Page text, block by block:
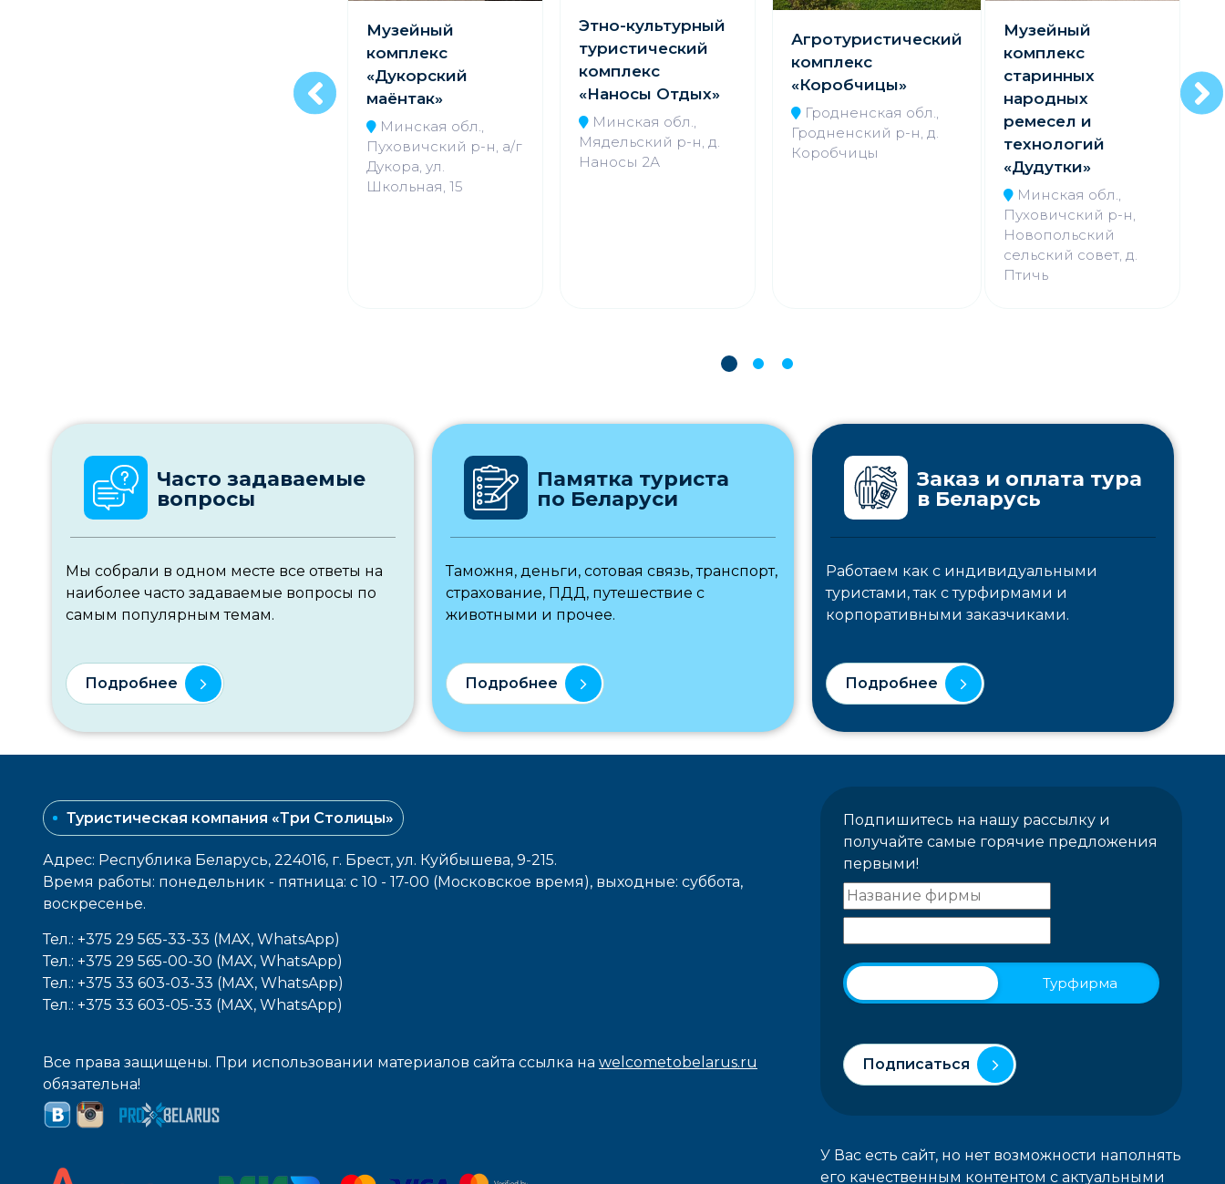
Музейный
комплекс
«Дукорский
маёнтак»
Минская обл.,
Пуховичский р-н, а/г
Дукора, ул.
Школьная, 15
Этно-культурный
туристический
комплекс
«Наносы Отдых»
Минская обл.,
Мядельский р-н, д.
Наносы 2А
Агротуристический
комплекс
«Коробчицы»
Гродненская обл.,
Гродненский р-н, д.
Коробчицы
Музейный
комплекс
старинных
народных
ремесел и
технологий
«Дудутки»
Минская обл.,
Пуховичский р-н,
Новопольский
сельский совет, д.
Птичь
Часто задаваемые
вопросы
Мы собрали в одном месте все ответы на
наиболее часто задаваемые вопросы по
самым популярным темам.
Подробнее
Памятка туриста
по Беларуси
Таможня, деньги, сотовая связь, транспорт,
страхование, ПДД, путешествие с
животными и прочее.
Подробнее
Заказ и оплата тура
в Беларусь
Работаем как с индивидуальными
туристами, так с турфирмами и
корпоративными заказчиками.
Подробнее
Туристическая компания «Три Столицы»
Адрес: Республика Беларусь, 224016, г. Брест, ул. Куйбышева, 9-215.
Время работы: понедельник - пятница: с 10 - 17-00 (Московское время), выходные: cуббота,
воcкресенье.
Тел.: +375 29 565-33-33 (MAX, WhatsApp)
Тел.: +375 29 565-00-30 (MAX, WhatsApp)
Тел.: +375 33 603-03-33 (MAX, WhatsApp)
Тел.: +375 33 603-05-33 (MAX, WhatsApp)
Все права защищены. При использовании материалов сайта ссылка на welcometobelarus.ru
обязательна!
Подпишитесь на нашу рассылку и
получайте самые горячие предложения
первыми!
Турфирма
Подписаться
У Вас есть сайт, но нет возможности наполнять
его качественным контентом с актуальными